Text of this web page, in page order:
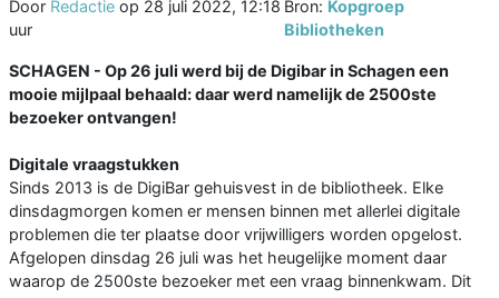
Door Redactie op 28 juli 2022, 12:18
uur
Bron: Kopgroep
Bibliotheken
SCHAGEN - Op 26 juli werd bij de Digibar in Schagen een
mooie mijlpaal behaald: daar werd namelijk de 2500ste
bezoeker ontvangen!
Digitale vraagstukken
Sinds 2013 is de DigiBar gehuisvest in de bibliotheek. Elke
dinsdagmorgen komen er mensen binnen met allerlei digitale
problemen die ter plaatse door vrijwilligers worden opgelost.
Afgelopen dinsdag 26 juli was het heugelijke moment daar
waarop de 2500ste bezoeker met een vraag binnenkwam. Dit